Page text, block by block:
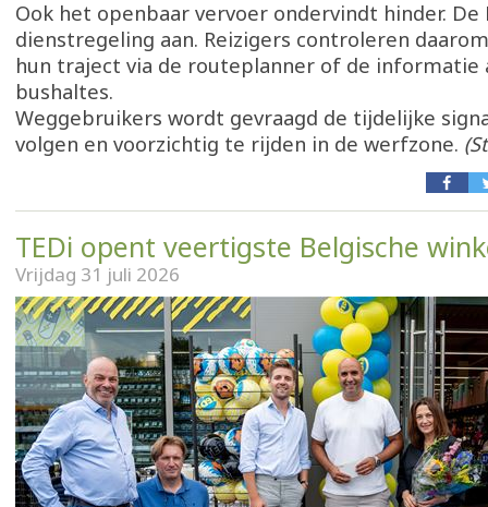
Ook het openbaar vervoer ondervindt hinder. De
dienstregeling aan. Reizigers controleren
hun traject via de routeplanner of de informatie
bushaltes.
Weggebruikers wordt gevraagd de tijdelijke
volgen en voorzichtig te rijden in de werfzone.
TEDi opent veertigste Belgische
Vrijdag 31 juli 2026